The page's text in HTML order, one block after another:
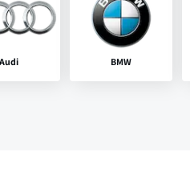
Audi BMW